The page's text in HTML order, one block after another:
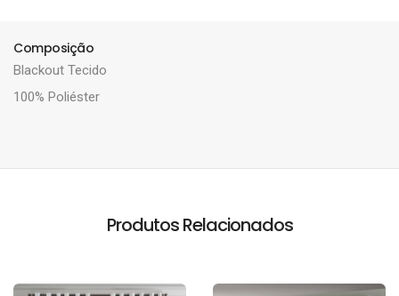
Composição
Blackout Tecido
100% Poliéster
Produtos Relacionados